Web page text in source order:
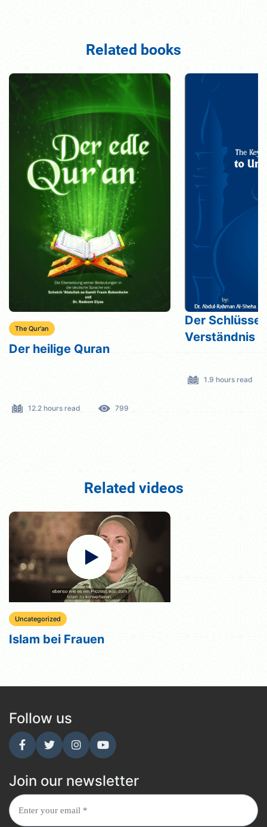
Related books
The Qur'an
Der heilige Quran
12.2 hours read 799
Der Schlüssel
Verständnis
1.9 hours read
Related videos
Uncategorized
Islam bei Frauen
Follow us
Join our newsletter